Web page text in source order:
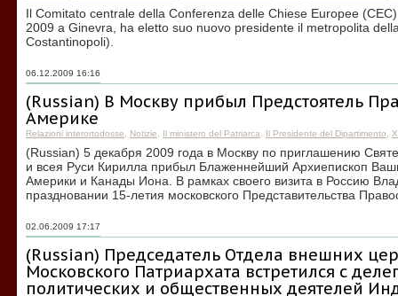
Il Comitato centrale della Conferenza delle Chiese Europee
2009 a Ginevra, ha eletto suo nuovo presidente il metropolita
Costantinopoli).
06.12.2009 16:16
(Russian) В Москву прибыл Предстоятель
Америке
Relazioni interortodosse Notizie Il ministero del Patriarca Il Presidente del Dipartimento
(Russian) 5 декабря 2009 года в Москву по приглашению
и всея Руси Кирилла прибыл Блаженнейший Архиепископ
Америки и Канады Иона. В рамках своего визита в Россию
праздновании 15-летия московского Представительства
02.06.2009 17:17
(Russian) Председатель Отдела внешних
Московского Патриархата встретился с
политических и общественных деятелей